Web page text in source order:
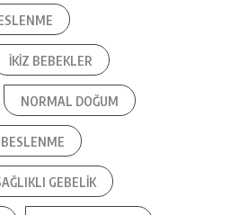
IKIZ BEBEKLER
NORMAL DOĞUM
GEBELIK